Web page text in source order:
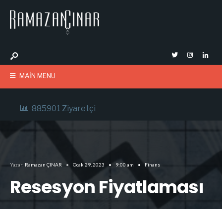
MAIN MENU
885901 Ziyaretçi
Yazar: Ramazan ÇINAR • Ocak 29, 2023 • 9:00 am • Finans
Resesyon Fiyatlaması